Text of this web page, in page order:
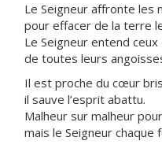
Le Seigneur affronte les
pour effacer de la terre
Le Seigneur entend ceux
de toutes leurs
Il est proche du cœur
il sauve l’esprit abattu.
Malheur sur malheur
mais le Seigneur chaque